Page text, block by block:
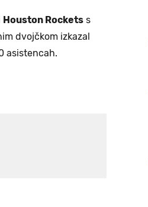
Houston Rockets s
dvojčkom izkazal
asistencah.